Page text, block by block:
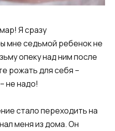
Я сразу
мне седьмой ребенок не
опеку над ним после
рожать для себя –
не надо!
стало переходить на
меня из дома. Он